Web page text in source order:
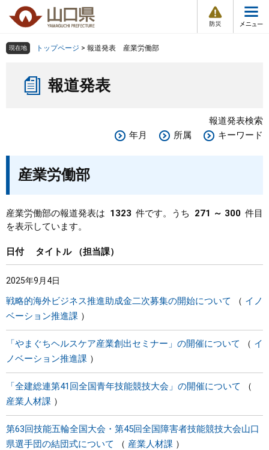
の
ー
メ
組織で探す
Other Languages
くらし・環境
教育・文化・スポーツ
しごと・産業・観光
県政情報
現在地 トップページ > 報道発表 産業労働部
報道発表
報道発表検索
年月
所属 キーワード
産業労働部
産業労働部の報道発表は 1323 件です。うち 271 ～ 300 件目
を表示しています。
日付 タイトル 担当課
2025年9月4日
戦略的海外ビジネス推進助成金二次募集の開始について
イノ
ベーション推進課
「やまぐちヘルスケア産業創出セミナー」の開催について
イ
ノベーション推進課
「全建総連第41回全国青年技能競技大会」の開催について
産業人材課
第63回技能五輪全国大会・第45回全国障害者技能競技大会山口
県選手団の結団式について
産業人材課